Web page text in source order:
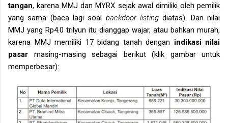
tangan, karena MMJ dan MYRX sejak awal dimiliki oleh pemilik
yang sama (baca lagi soal backdoor listingdiatas). Dan nilai
MMJ yang Rp4.0 trilyun itu dianggap wajar, atau bahkan murah,
karena MMJ memiliki 17 bidang tanah dengan indikasi nilai
pasar masing-masing sebagai berikut (klik gambar untuk
memperbesar):